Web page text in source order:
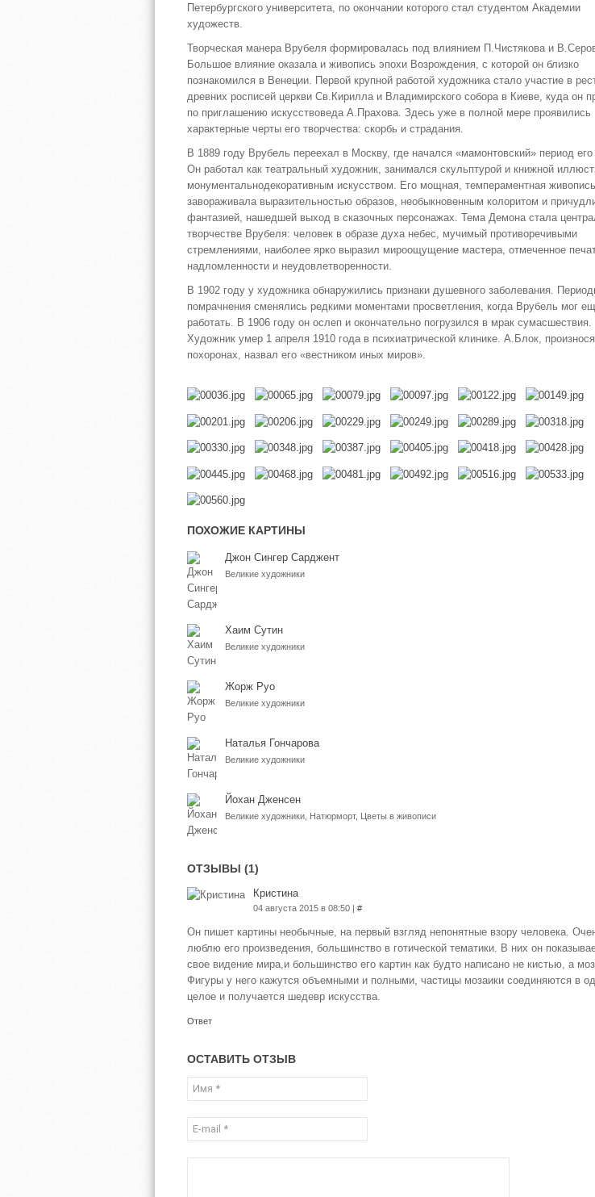
Петербургского университета, по окончании которого стал студентом Академии
художеств.
Творческая манера Врубеля формировалась под влиянием П.Чистякова и
Большое влияние оказала и живопись эпохи Возрождения, с которой он близко
познакомился в Венеции. Первой крупной работой художника стало участие в
древних росписей церкви Св.Кирилла и Владимирского собора в Киеве, куда он
по приглашению искусствоведа А.Прахова. Здесь уже в полной мере проявились
характерные черты его творчества: скорбь и страдания.
В 1889 году Врубель переехал в Москву, где начался «мамонтовский» период его
Он работал как театральный художник, занимался скульптурой и книжной
монументальнодекоративным искусством. Его мощная, темпераментная живопись
завораживала выразительностью образов, необыкновенным колоритом и
фантазией, нашедшей выход в сказочных персонажах. Тема Демона стала
творчестве Врубеля: человек в образе духа небес, мучимый противоречивыми
стремлениями, наиболее ярко выразил мироощущение мастера, отмеченное
надломленности и неудовлетворенности.
В 1902 году у художника обнаружились признаки душевного заболевания.
помрачнения сменялись редкими моментами просветления, когда Врубель мог
работать. В 1906 году он ослеп и окончательно погрузился в мрак сумасшествия.
Художник умер 1 апреля 1910 года в психиатрической клинике. А.Блок,
похоронах, назвал его «вестником иных миров».
ПОХОЖИЕ КАРТИНЫ
Джон Сингер Сарджент
Великие художники
Хаим Сутин
Великие художники
Жорж Руо
Великие художники
Наталья Гончарова
Великие художники
Йохан Дженсен
Великие художники, Натюрморт, Цветы в живописи
ОТЗЫВЫ (1)
Кристина
04 августа 2015 в 08:50 | #
Он пишет картины необычные, на первый взгляд непонятные взору человека.
люблю его произведения, большинство в готической тематики. В них он
свое видение мира,и большинство его картин как будто написано не кистью, а
Фигуры у него кажутся объемными и полными, частицы мозаики соединяются в
целое и получается шедевр искусства.
Ответ
ОСТАВИТЬ ОТЗЫВ